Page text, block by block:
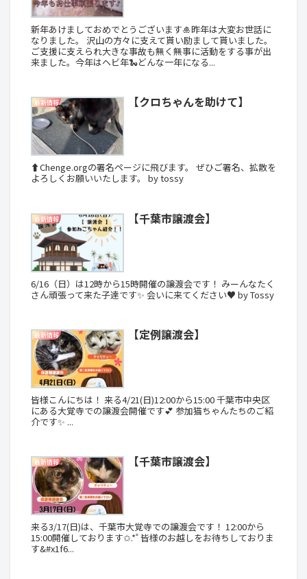
新年あけましておめでとうございます🎍昨年は大変お世話に
なりました。 沢山の方々に支えて貰い励まして貰いました。
ご支援に支えられ大きな事故も無く無事に活動をする事が出
来ました。今年はヘビ年🐍どんな一年になる...
最新情報 【クロちゃんを助けて】
⬆️Chenge.orgの署名ページに飛びます。 ぜひご署名、拡散を
よろしくお願いいたします。 by tossy
最新情報 【千葉市譲渡会】
6/16（日）は12時から15時開催の譲渡会です！ みーんなたく
さん頑張って来た子達です✨ 会いに来てください♥️ by Tossy
最新情報 【定例譲渡会】
皆様こんにちは！ 来る4/21(日)12:00から15:00 千葉市中央区
にある大覚寺での譲渡会開催です💕 参加猫ちゃんたちのご紹
介です✨ ...
最新情報 【千葉市譲渡会】
来る3/17(日)は、千葉市大覚寺での譲渡会です！ 12:00から
15:00開催しております✩.*˚ 皆様のお越しをお待ちしておりま
す&#x1f6...